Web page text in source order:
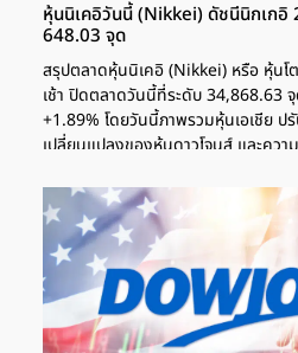
หุ้นนิเคอิวันนี้ (Nikkei) ดัชนีนิกเกอิ
648.03 จุด
สรุปตลาดหุ้นนิเคอิ (Nikkei) หรือ หุ้นโ
เช้า ปิดตลาดวันนี้ที่ระดับ 34,868.63
+1.89% โดยวันนี้ภาพรวมหุ้นเอเชีย ป
เปลี่ยนแปลงของหุ้นดาวโจนส์ และคว
ต่อหลายประเด็น หนึ่งในนั้นคือ การที่หุ้
สูงสุดในรอบ 3 สัปดาห์ โดยได้รับแรงห
การของบริษัท SAP ส่วนดัชนีดาวโจ
39,606.57 จุด เพิ่มขึ้น 419.59 จุด
ร่วงติดต่อกันในช่วงที่ผ่านมา